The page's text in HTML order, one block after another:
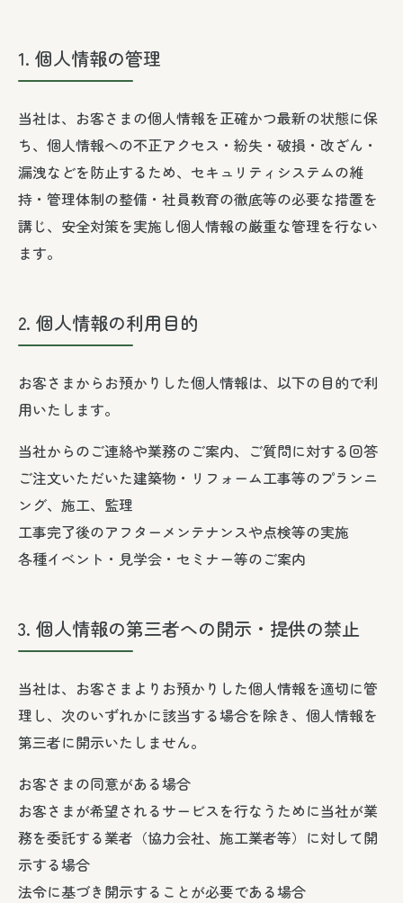
1. 個人情報の管理
当社は、お客さまの個人情報を正確かつ最新の状態に保
ち、個人情報への不正アクセス・紛失・破損・改ざん・
漏洩などを防止するため、セキュリティシステムの維
持・管理体制の整備・社員教育の徹底等の必要な措置を
講じ、安全対策を実施し個人情報の厳重な管理を行ない
ます。
2. 個人情報の利用目的
お客さまからお預かりした個人情報は、以下の目的で利
用いたします。
当社からのご連絡や業務のご案内、ご質問に対する回答
ご注文いただいた建築物・リフォーム工事等のプランニ
ング、施工、監理
工事完了後のアフターメンテナンスや点検等の実施
各種イベント・見学会・セミナー等のご案内
3. 個人情報の第三者への開示・提供の禁止
当社は、お客さまよりお預かりした個人情報を適切に管
理し、次のいずれかに該当する場合を除き、個人情報を
第三者に開示いたしません。
お客さまの同意がある場合
お客さまが希望されるサービスを行なうために当社が業
務を委託する業者（協力会社、施工業者等）に対して開
示する場合
法令に基づき開示することが必要である場合